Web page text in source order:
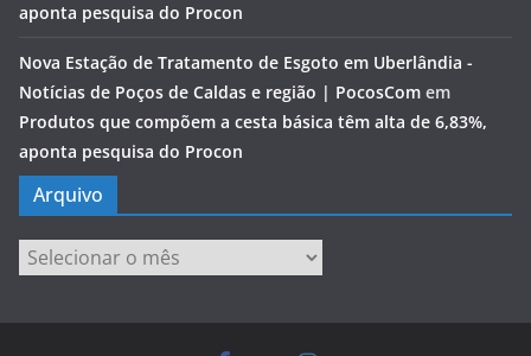
aponta pesquisa do Procon
Nova Estação de Tratamento de Esgoto em Uberlândia -
Notícias de Poços de Caldas e região | PocosCom em
Produtos que compõem a cesta básica têm alta de 6,83%,
aponta pesquisa do Procon
Arquivo
Arquivo